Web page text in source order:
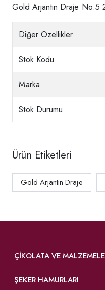
Gold Arjantin Draje No:5
Diğer Özellikler
Stok Kodu
Marka
Stok Durumu
Ürün Etiketleri
Gold Arjantin Draje
ÇIKOLATA VE
ŞEKER HAMURLARI